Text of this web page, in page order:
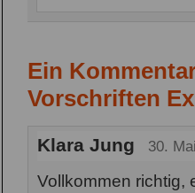
Ein
Vorschriften
Klara Jung 30.
Vollkommen richtig,